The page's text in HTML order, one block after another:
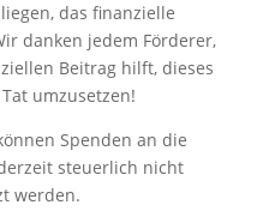
das finanzielle
danken jedem Förderer,
Beitrag hilft, dieses
umzusetzen!
Spenden an die
steuerlich nicht
werden.